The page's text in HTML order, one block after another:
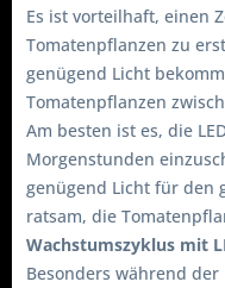
Es ist vorteilhaft, einen
Tomatenpflanzen zu
genügend Licht
Tomatenpflanzen
Am besten ist es, die
Morgenstunden
genügend Licht für den
ratsam, die
Wachstumszyklus mit
Besonders während